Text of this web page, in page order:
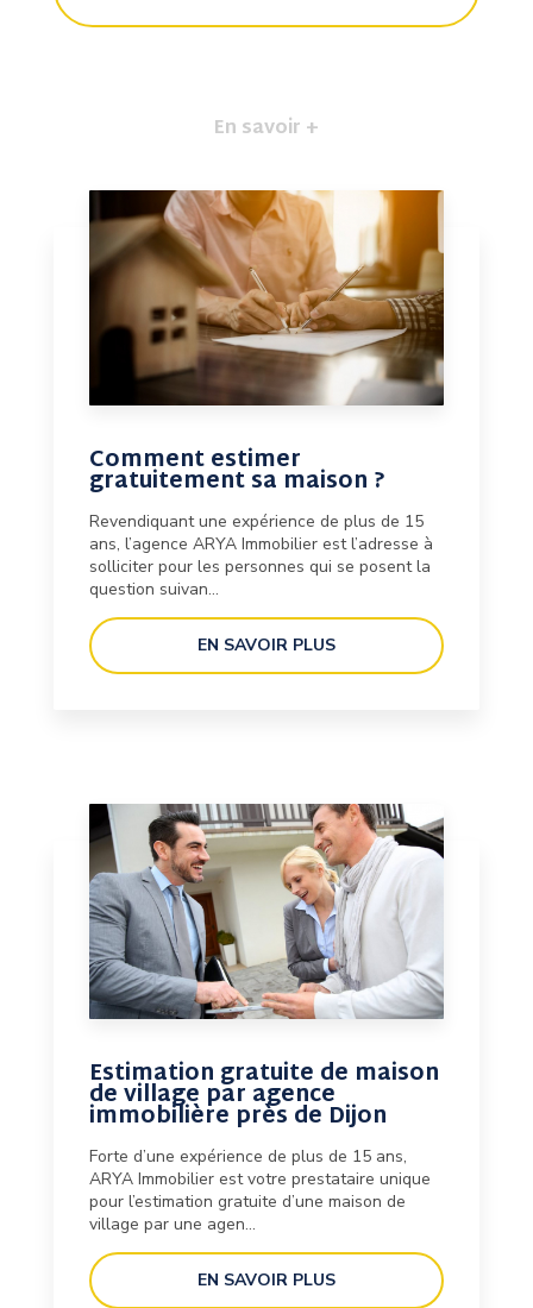
En savoir +
Comment estimer
gratuitement sa maison ?
Revendiquant une expérience de plus de 15
ans, l’agence ARYA Immobilier est l’adresse à
solliciter pour les personnes qui se posent la
question suivan...
EN SAVOIR PLUS
Estimation gratuite de maison
de village par agence
immobilière près de Dijon
Forte d’une expérience de plus de 15 ans,
ARYA Immobilier est votre prestataire unique
pour l’estimation gratuite d’une maison de
village par une agen...
EN SAVOIR PLUS